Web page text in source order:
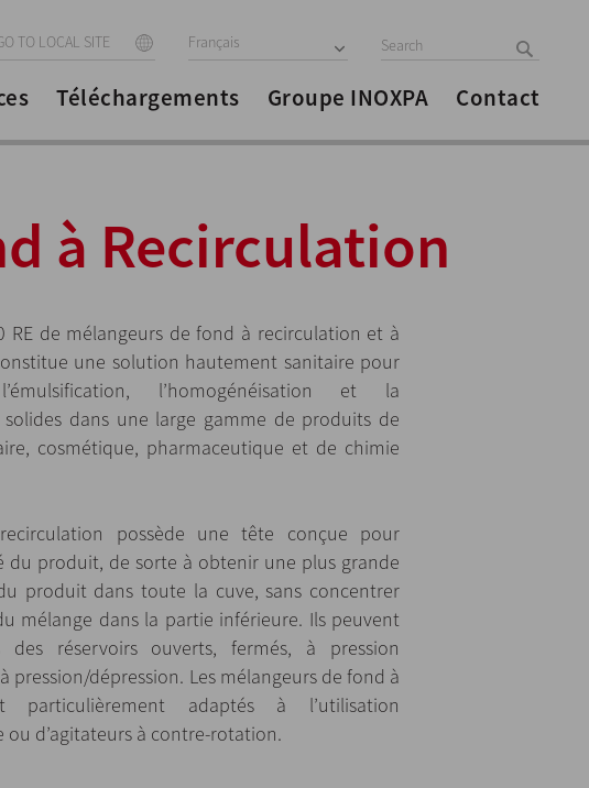
TO LOCAL SITE Français
Téléchargements Groupe INOXPA Contact
à Recirculation
RE de mélangeurs de fond à recirculation et à
une solution hautement sanitaire pour
l’homogénéisation et la
dans une large gamme de produits de
cosmétique, pharmaceutique et de chimie
possède une tête conçue pour
du produit, de sorte à obtenir une plus grande
produit dans toute la cuve, sans concentrer
mélange dans la partie inférieure. Ils peuvent
réservoirs ouverts, fermés, à pression
pression/dépression. Les mélangeurs de fond à
particulièrement adaptés à l’utilisation
ou d’agitateurs à contre-rotation.